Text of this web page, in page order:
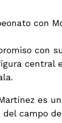
con
con
central
es
campo